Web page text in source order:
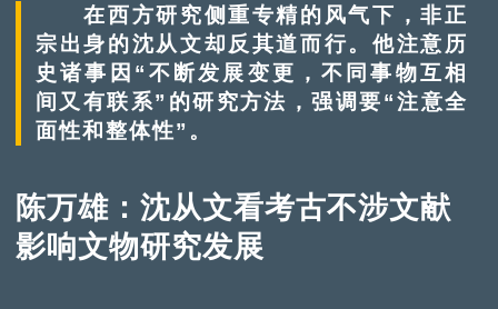
在西方研究侧重专精的风气下，非正
宗出身的沈从文却反其道而行。他注意历
史诸事因“不断发展变更，不同事物互相
间又有联系”的研究方法，强调要“注意全
面性和整体性”。
陈万雄：沈从文看考古不涉文献
影响文物研究发展